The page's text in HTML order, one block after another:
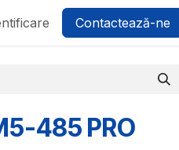
Contactează-ne
485 PRO